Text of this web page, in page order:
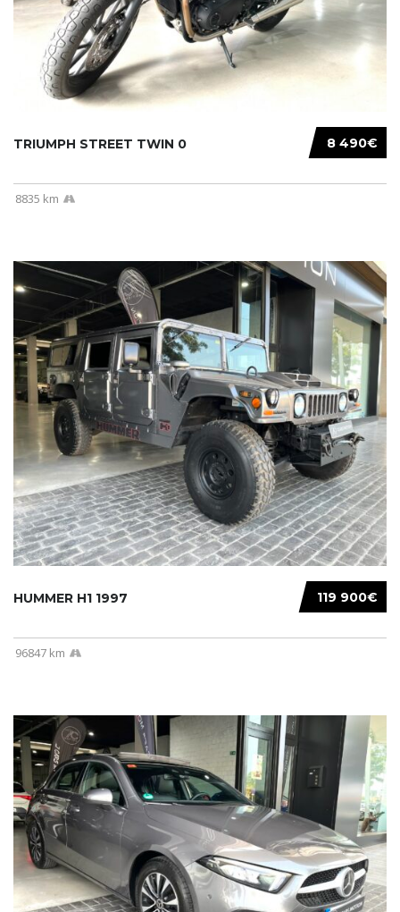
8 490€
TRIUMPH STREET TWIN 0
8835 km
119 900€
HUMMER H1 1997
96847 km